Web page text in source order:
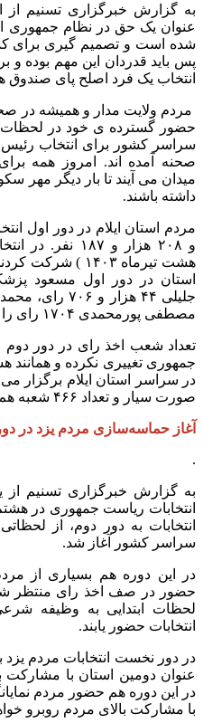
به گزارش خبرگزاری تسنیم از
عنوان یک حق در نظام جمهوری
شده است و تصمیم گیری برای
پس باید قدردان این مهم بوده و
انتخاب یک فرد اصلح پای صندوق
حضور گسترده ی خود در لحظات
سراسر کشور برای انتخاب رئیس
صحنه آمده اند. امروز همه
میدان می آیند تا بار دیگر مهر
داشته باشند.
و ۲۰۸ هزار و
هشت تیرماه
مصطفی پورمحمدی ۱۷۰۴ رای را به خود اختصاص دادند.
تعداد شعب اخذ رای در دور دوم
صورت سیار و تعداد ۴۶۶ شعبه هم ثابت هستند.
آغاز حماسه‌سازی مردم یزد در
.
به گزارش خبرگزاری تسنیم
انتخابات به دور دوم، از
سراسر کشور آغاز شد.
در این دوره هم بسیاری از
حضور در صف اخذ رای منتظر
لحظات ابتدایی به وظیفه
انتخابات حضور یابند.
عنوان دومین استان با مشارکت
در این دوره هم حضور مردم
با مشارکت بالای مردم روبرو